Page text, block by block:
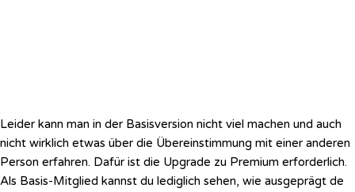
Leider kann man in der Basisversion nicht viel machen und auch
nicht wirklich etwas über die Übereinstimmung mit einer anderen
Person erfahren. Dafür ist die Upgrade zu Premium erforderlich.
Als Basis-Mitglied kannst du lediglich sehen, wie ausgeprägt de